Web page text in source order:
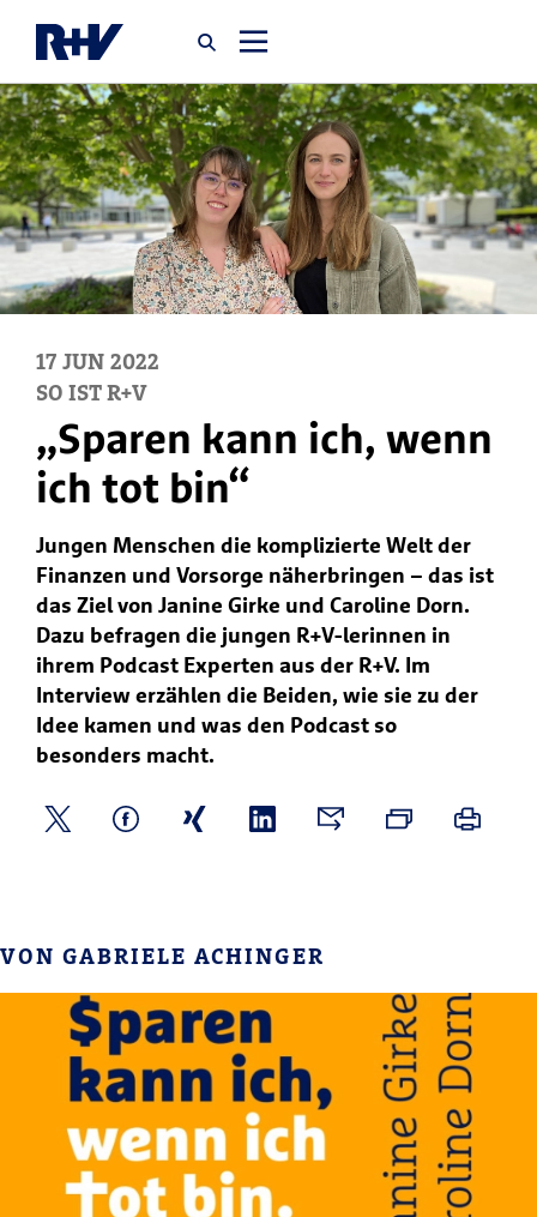
Startseite
Newsroom
Über uns
Karriere
17 JUN 2022
SO IST R+V
„Sparen kann ich, wenn
ich tot bin“
Jungen Menschen die komplizierte Welt der
Finanzen und Vorsorge näherbringen – das ist
das Ziel von Janine Girke und Caroline Dorn.
Dazu befragen die jungen R+V-lerinnen in
ihrem Podcast Experten aus der R+V. Im
Interview erzählen die Beiden, wie sie zu der
Idee kamen und was den Podcast so
besonders macht.
VON GABRIELE ACHINGER